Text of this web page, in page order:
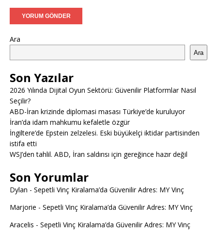
Ara
Ara
Son Yazılar
2026 Yılında Dijital Oyun Sektörü: Güvenilir Platformlar Nasıl
Seçilir?
ABD-İran krizinde diplomasi masası Türkiye’de kuruluyor
İran’da idam mahkumu kefaletle özgür
İngiltere’de Epstein zelzelesi. Eski büyükelçi iktidar partisinden
istifa etti
WSJ’den tahlil. ABD, İran saldırısı için gereğince hazır değil
Son Yorumlar
Dylan - Sepetli Vinç Kiralama’da Güvenilir Adres: MY Vinç
Marjorie - Sepetli Vinç Kiralama’da Güvenilir Adres: MY Vinç
Aracelis - Sepetli Vinç Kiralama’da Güvenilir Adres: MY Vinç